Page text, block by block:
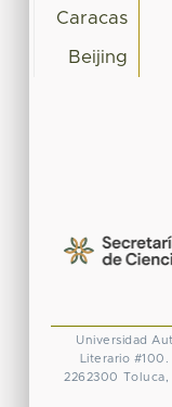
Caracas
Beijing
Universidad
Literario
2262300 Toluca,